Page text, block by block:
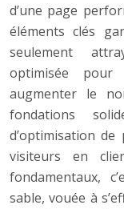
d’une page
éléments clés
seulement
optimisée
augmenter le
fondations
d’optimisation
visiteurs en
fondamentaux,
sable, vouée à